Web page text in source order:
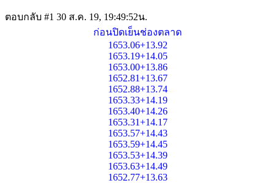
ตอบกลับ #1 30 ส.ค. 19, 19:49:52น.
ก่อนปิดเย็นช่องตลาด
1653.06+13.92
1653.19+14.05
1653.00+13.86
1652.81+13.67
1652.88+13.74
1653.33+14.19
1653.40+14.26
1653.31+14.17
1653.57+14.43
1653.59+14.45
1653.53+14.39
1653.63+14.49
1652.77+13.63